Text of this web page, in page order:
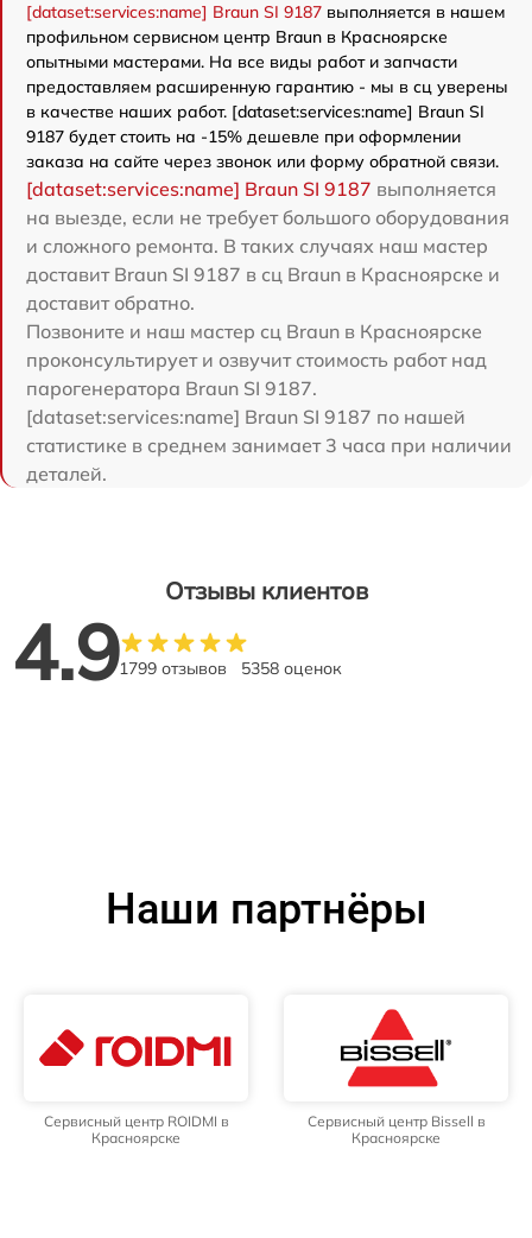
[dataset:services:name] Braun SI 9187 выполняется в нашем
профильном сервисном центр Braun в Красноярске
опытными мастерами. На все виды работ и запчасти
предоставляем расширенную гарантию - мы в сц уверены
в качестве наших работ. [dataset:services:name] Braun SI
9187 будет стоить на -15% дешевле при оформлении
заказа на сайте через звонок или форму обратной связи.
[dataset:services:name] Braun SI 9187 выполняется
на выезде, если не требует большого оборудования
и сложного ремонта. В таких случаях наш мастер
доставит Braun SI 9187 в сц Braun в Красноярске и
доставит обратно.
Позвоните и наш мастер сц Braun в Красноярске
проконсультирует и озвучит стоимость работ над
парогенератора Braun SI 9187.
[dataset:services:name] Braun SI 9187 по нашей
статистике в среднем занимает 3 часа при наличии
деталей.
Отзывы клиентов
4.91799 отзывов 5358 оценок
Наши партнёры
Сервисный центр ROIDMI в
Красноярске
Сервисный центр Bissell в
Красноярске